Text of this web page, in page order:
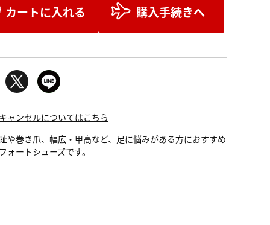
カートに入れる 購入手続きへ
ャンセルについてはこちら
や巻き爪、幅広・甲高など、足に悩みがある方におすすめ
ォートシューズです。